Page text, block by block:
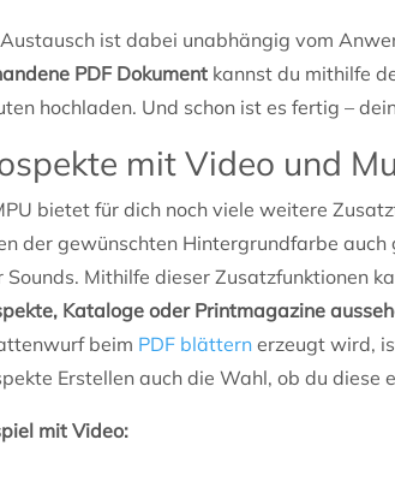
ist dabei unabhängig vom
PDF Dokument kannst du mithilfe
hochladen. Und schon ist es fertig –
mit Video und
bietet für dich noch viele weitere
der gewünschten Hintergrundfarbe
Sounds. Mithilfe dieser Zusatzfunktionen
Kataloge oder Printmagazine
beim PDF blättern erzeugt wird,
Erstellen auch die Wahl, ob du
mit Video: